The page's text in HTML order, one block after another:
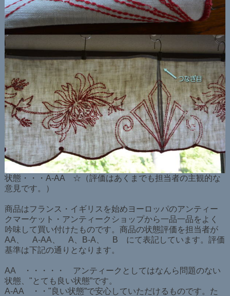
状態・・・A-AA ☆（評価はあくまでも担当者の主観的な
意見です。）
商品はフランス・イギリスを始めヨーロッパのアンティー
クマーケット・アンティークショップから一品一品をよく
吟味して買い付けたものです。商品の状態評価を担当者が
AA、 A-AA、 A、B-A、 B にて表記しています。評価
基準は下記の通りとなります。
AA ・・・・・ アンティークとしてはなんら問題のない
状態、"とても良い状態”です。
A-AA ・・"良い状態”で安心していただけるものです。た